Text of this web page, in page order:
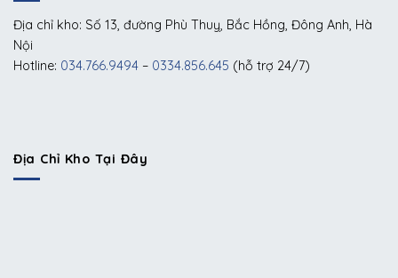
Địa chỉ kho: Số 13, đường Phù Thuỵ, Bắc Hồng, Đông Anh, Hà
Nội
Hotline: 034.766.9494 – 0334.856.645 (hỗ trợ 24/7)
Địa Chỉ Kho Tại Đây